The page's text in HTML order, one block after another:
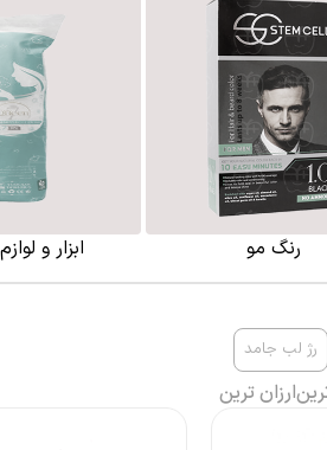
رنگ مو ابزار و
رژ لب جامد
ارزان ترین